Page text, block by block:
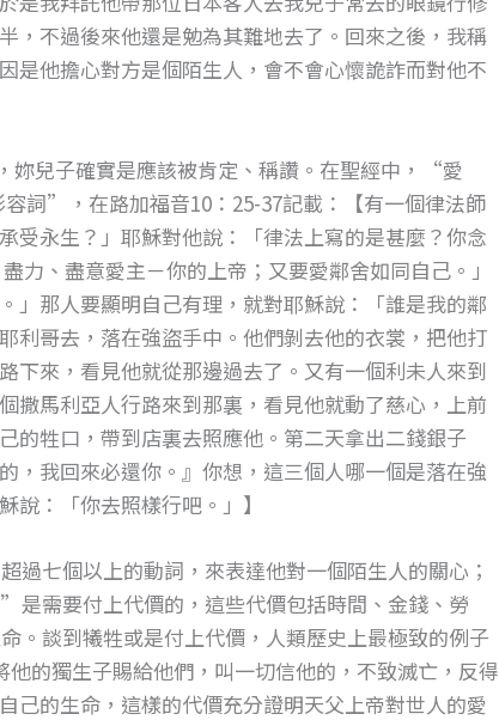
，不過後來他還是勉為其難地去了。回來之後，我稱
是他擔心對方是個陌生人，會不會心懷詭詐而對他不
妳兒子確實是應該被肯定、稱讚。在聖經中，“愛
”，在路加福音10：25-37記載：【有一個律法師
受永生？」耶穌對他說：「律法上寫的是甚麼？你念
力、盡意愛主－你的上帝；又要愛鄰舍如同自己。」
」那人要顯明自己有理，就對耶穌說：「誰是我的鄰
利哥去，落在強盜手中。他們剝去他的衣裳，把他打
下來，看見他就從那邊過去了。又有一個利未人來到
撒馬利亞人行路來到那裏，看見他就動了慈心，上前
的牲口，帶到店裏去照應他。第二天拿出二錢銀子
，我回來必還你。』你想，這三個人哪一個是落在強
說：「你去照樣行吧。」】
七個以上的動詞，來表達他對一個陌生人的關心；
需要付上代價的，這些代價包括時間、金錢、勞
談到犧牲或是付上代價，人類歷史上最極致的例子
的獨生子賜給他們，叫一切信他的，不致滅亡，反得
己的生命，這樣的代價充分證明天父上帝對世人的愛